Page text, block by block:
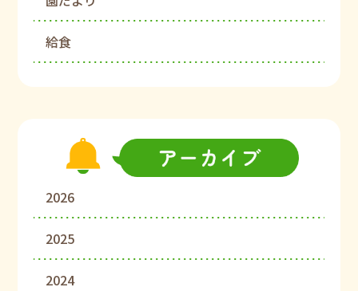
給食
2026
2025
2024